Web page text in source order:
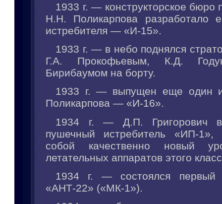
1933 г. — конструкторское бюро
Н.Н. Поликарпова разработало
истребителя — «И-15».
1933 г. — в небо поднялся
Г.А. Прокофьевым, К.Д.
Бирибаумом на борту.
1933 г. — выпущен еще один
Поликарпова — «И-16».
1934 г. — Д.П. Григорович
пушечный истребитель «ИП-1»,
собой качественно новый
летательных аппаратов этого
1934 г. — состоялся первый
«АНТ-22» («МК-1»).